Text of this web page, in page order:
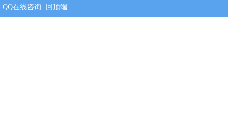
QQ在线咨询 回顶端